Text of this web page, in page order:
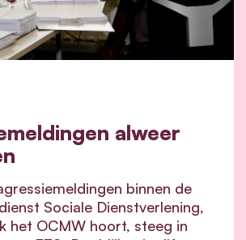
alweer
binnen de
Sociale Dienstverlening,
het OCMW hoort, steeg in